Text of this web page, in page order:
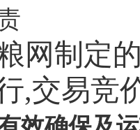
网制定
,交易竞